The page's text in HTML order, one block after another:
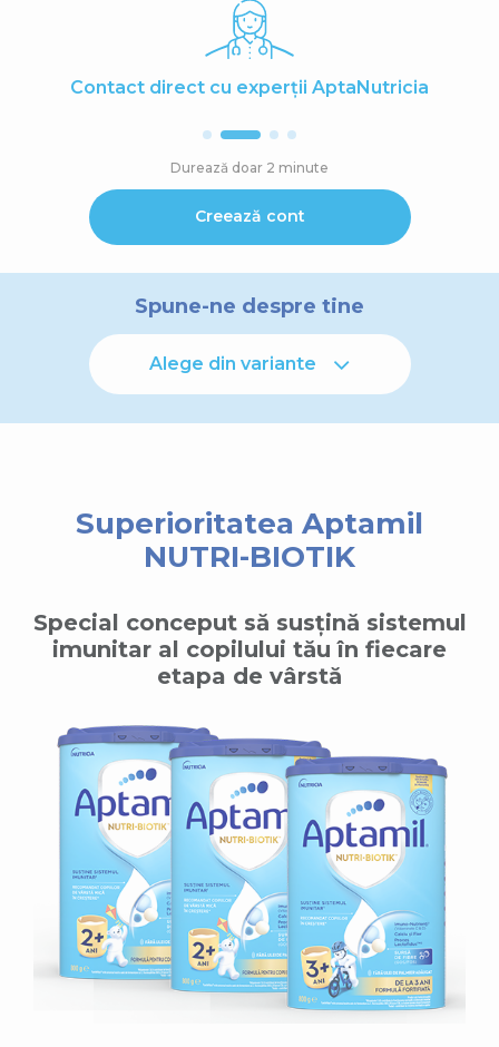
Contact direct cu experții AptaNutricia
Durează doar 2 minute
Creează cont
Spune-ne despre tine
Alege din variante
Superioritatea Aptamil
NUTRI-BIOTIK
Special conceput să susțină sistemul
imunitar al copilului tău în fiecare
etapa de vârstă